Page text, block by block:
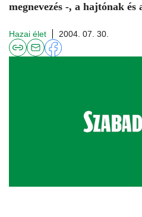
megnevezés -, a hajtónak és
Hazai élet 2004. 07. 30.